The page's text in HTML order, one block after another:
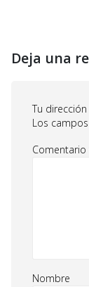
Deja una
Tu
Los
Comentario
Nombre